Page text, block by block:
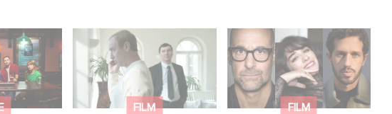
FILM
Between power,
secrets, and
manipulation, discover
who is really pulling
FILM
Le riprese di
Masterplan sono
ufficialmente iniziate in
Francia e in Italia!